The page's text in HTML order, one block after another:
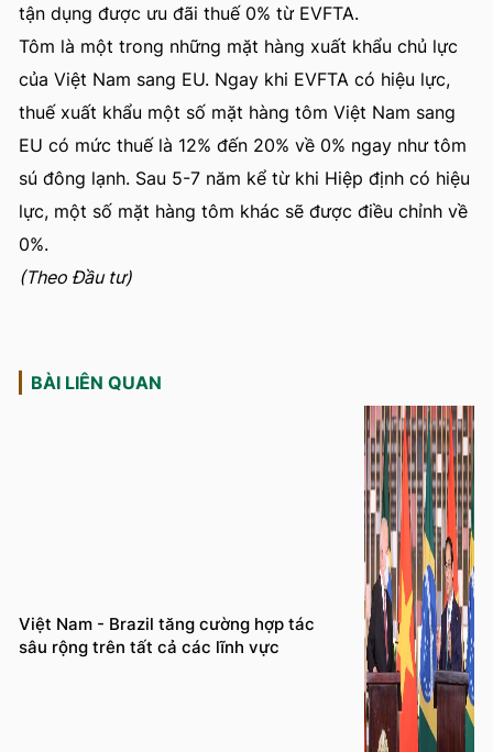
tận dụng được ưu đãi thuế 0% từ EVFTA.
Tôm là một trong những mặt hàng xuất khẩu chủ lực
của Việt Nam sang EU. Ngay khi EVFTA có hiệu lực,
thuế xuất khẩu một số mặt hàng tôm Việt Nam sang
EU có mức thuế là 12% đến 20% về 0% ngay như tôm
sú đông lạnh. Sau 5-7 năm kể từ khi Hiệp định có hiệu
lực, một số mặt hàng tôm khác sẽ được điều chỉnh về
0%.
(Theo Đầu tư)
BÀI LIÊN QUAN
Việt Nam - Brazil tăng cường hợp tác
sâu rộng trên tất cả các lĩnh vực